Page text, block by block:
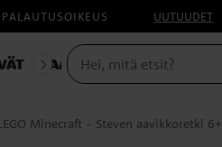
UUTUUDET
NAAMIAISET
Minecraft - Steven aavikkoretki 6+